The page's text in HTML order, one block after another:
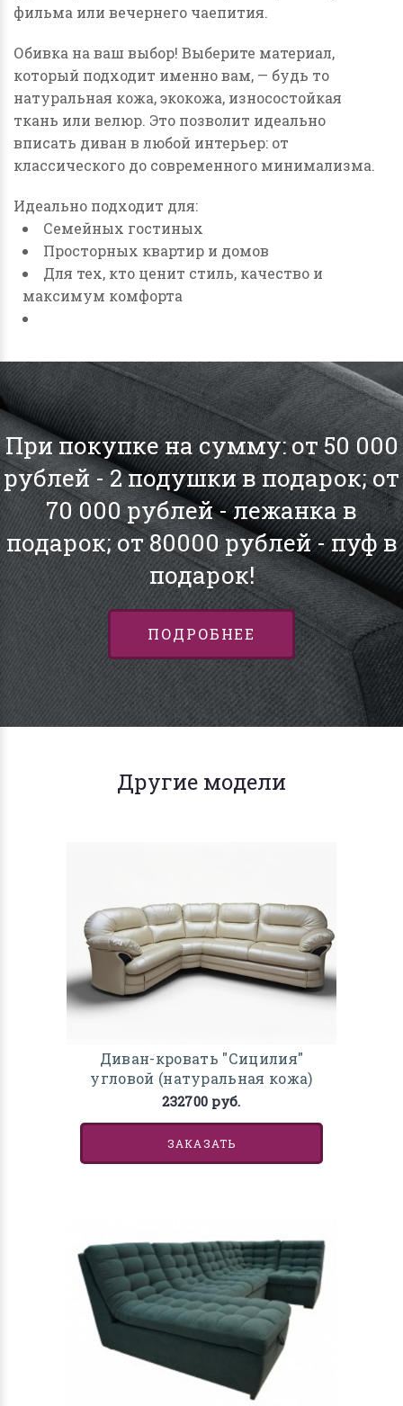
фильма или вечернего чаепития.
Обивка на ваш выбор! Выберите материал,
который подходит именно вам, — будь то
натуральная кожа, экокожа, износостойкая
ткань или велюр. Это позволит идеально
вписать диван в любой интерьер: от
классического до современного минимализма.
Идеально подходит для:
Семейных гостиных
Просторных квартир и домов
Для тех, кто ценит стиль, качество и
максимум комфорта
При покупке на сумму: от 50 000
рублей - 2 подушки в подарок; от
70 000 рублей - лежанка в
подарок; от 80000 рублей - пуф в
подарок!
ПОДРОБНЕЕ
Другие модели
Диван-кровать "Сицилия"
угловой (натуральная кожа)
232700 руб.
ЗАКАЗАТЬ